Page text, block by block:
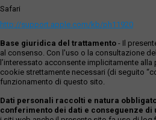
Safari
http://support.apple.com/kb/ph11920
Base giuridica del trattamento - Il
al consenso. Con l'uso o la consultazione
l’interessato acconsente implicitamente
cookie strettamente necessari (di seguito
funzionamento di questo sito.
Dati personali raccolti e natura
conferimento dei dati e conseguenze di